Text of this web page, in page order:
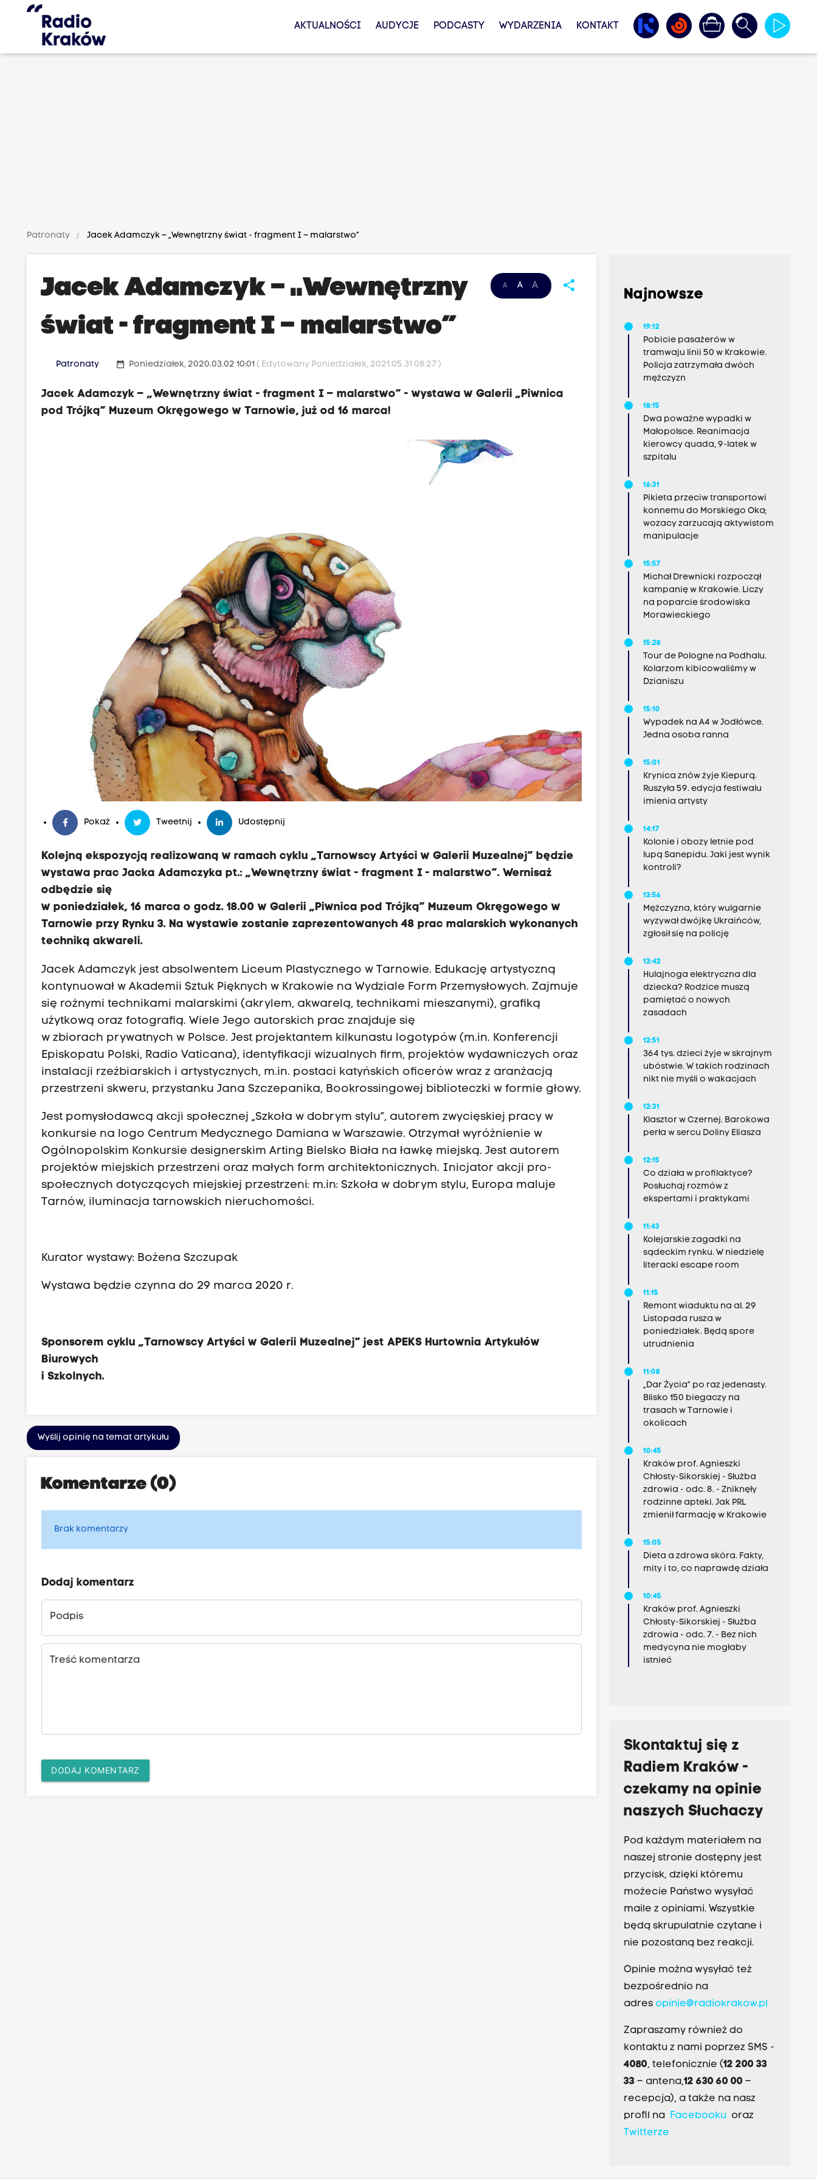
AKTUALNOŚCI AUDYCJE PODCASTY WYDARZENIA KONTAKT
Patronaty Jacek Adamczyk – „Wewnętrzny świat - fragment I – malarstwo”
A A A share
Jacek Adamczyk – „Wewnętrzny
świat - fragment I – malarstwo”
Patronaty date_range Poniedziałek, 2020.03.02 10:01( Edytowany Poniedziałek, 2021.05.31 08:27 )
Jacek Adamczyk – „Wewnętrzny świat - fragment I – malarstwo” - wystawa w Galerii „Piwnica
pod Trójką” Muzeum Okręgowego w Tarnowie, już od 16 marca!
Pokaż Tweetnij Udostępnij
Kolejną ekspozycją realizowaną w ramach cyklu „Tarnowscy Artyści w Galerii Muzealnej” będzie
wystawa prac Jacka Adamczyka pt.: „Wewnętrzny świat - fragment I - malarstwo”. Wernisaż
odbędzie się
w poniedziałek, 16 marca o godz. 18.00 w Galerii „Piwnica pod Trójką” Muzeum Okręgowego w
Tarnowie przy Rynku 3. Na wystawie zostanie zaprezentowanych 48 prac malarskich wykonanych
techniką akwareli.
Jacek Adamczyk jest absolwentem Liceum Plastycznego w Tarnowie. Edukację artystyczną
kontynuował w Akademii Sztuk Pięknych w Krakowie na Wydziale Form Przemysłowych. Zajmuje
się rożnymi technikami malarskimi (akrylem, akwarelą, technikami mieszanymi), grafiką
użytkową oraz fotografią. Wiele Jego autorskich prac znajduje się
w zbiorach prywatnych w Polsce. Jest projektantem kilkunastu logotypów (m.in. Konferencji
Episkopatu Polski, Radio Vaticana), identyfikacji wizualnych firm, projektów wydawniczych oraz
instalacji rzeźbiarskich i artystycznych, m.in. postaci katyńskich oficerów wraz z aranżacją
przestrzeni skweru, przystanku Jana Szczepanika, Bookrossingowej biblioteczki w formie głowy.
Jest pomysłodawcą akcji społecznej „Szkoła w dobrym stylu”, autorem zwycięskiej pracy w
konkursie na logo Centrum Medycznego Damiana w Warszawie. Otrzymał wyróżnienie w
Ogólnopolskim Konkursie designerskim Arting Bielsko Biała na ławkę miejską. Jest autorem
projektów miejskich przestrzeni oraz małych form architektonicznych. Inicjator akcji pro-
społecznych dotyczących miejskiej przestrzeni: m.in: Szkoła w dobrym stylu, Europa maluje
Tarnów, iluminacja tarnowskich nieruchomości.
Kurator wystawy: Bożena Szczupak
Wystawa będzie czynna do 29 marca 2020 r.
Sponsorem cyklu „Tarnowscy Artyści w Galerii Muzealnej” jest APEKS Hurtownia Artykułów
Biurowych
i Szkolnych.
Wyślij opinię na temat artykułu
Komentarze (0)
Brak komentarzy
Dodaj komentarz
Podpis
Treść komentarza
DODAJ KOMENTARZ
Najnowsze
19:12
Pobicie pasażerów w
tramwaju linii 50 w Krakowie.
Policja zatrzymała dwóch
mężczyzn
18:15
Dwa poważne wypadki w
Małopolsce. Reanimacja
kierowcy quada, 9-latek w
szpitalu
16:31
Pikieta przeciw transportowi
konnemu do Morskiego Oka;
wozacy zarzucają aktywistom
manipulacje
15:57
Michał Drewnicki rozpoczął
kampanię w Krakowie. Liczy
na poparcie środowiska
Morawieckiego
15:28
Tour de Pologne na Podhalu.
Kolarzom kibicowaliśmy w
Dzianiszu
15:10
Wypadek na A4 w Jodłówce.
Jedna osoba ranna
15:01
Krynica znów żyje Kiepurą.
Ruszyła 59. edycja festiwalu
imienia artysty
14:17
Kolonie i obozy letnie pod
lupą Sanepidu. Jaki jest wynik
kontroli?
13:56
Mężczyzna, który wulgarnie
wyzywał dwójkę Ukraińców,
zgłosił się na policję
13:42
Hulajnoga elektryczna dla
dziecka? Rodzice muszą
pamiętać o nowych
zasadach
12:51
364 tys. dzieci żyje w skrajnym
ubóstwie. W takich rodzinach
nikt nie myśli o wakacjach
12:31
Klasztor w Czernej. Barokowa
perła w sercu Doliny Eliasza
12:15
Co działa w profilaktyce?
Posłuchaj rozmów z
ekspertami i praktykami
11:43
Kolejarskie zagadki na
sądeckim rynku. W niedzielę
literacki escape room
11:15
Remont wiaduktu na al. 29
Listopada rusza w
poniedziałek. Będą spore
utrudnienia
11:08
„Dar Życia” po raz jedenasty.
Blisko 150 biegaczy na
trasach w Tarnowie i
okolicach
10:45
Kraków prof. Agnieszki
Chłosty-Sikorskiej - Służba
zdrowia - odc. 8. - Zniknęły
rodzinne apteki. Jak PRL
zmienił farmację w Krakowie
15:05
Dieta a zdrowa skóra. Fakty,
mity i to, co naprawdę działa
10:45
Kraków prof. Agnieszki
Chłosty-Sikorskiej - Służba
zdrowia - odc. 7. - Bez nich
medycyna nie mogłaby
istnieć
Skontaktuj się z
Radiem Kraków -
czekamy na opinie
naszych Słuchaczy
Pod każdym materiałem na
naszej stronie dostępny jest
przycisk, dzięki któremu
możecie Państwo wysyłać
maile z opiniami. Wszystkie
będą skrupulatnie czytane i
nie pozostaną bez reakcji.
Opinie można wysyłać też
bezpośrednio na
adres opinie@radiokrakow.pl
Zapraszamy również do
kontaktu z nami poprzez SMS -
4080, telefonicznie (12 200 33
33– antena,12 630 60 00 –
recepcja), a także na nasz
profil na Facebookuoraz
Twitterze